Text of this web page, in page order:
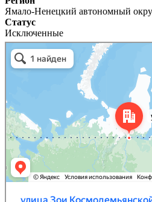
Ямало-Ненецкий автономный
Статус
Исключенные